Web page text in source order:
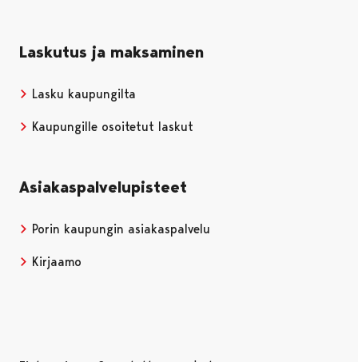
Laskutus ja maksaminen
Lasku kaupungilta
Kaupungille osoitetut laskut
Asiakaspalvelupisteet
Porin kaupungin asiakaspalvelu
Kirjaamo